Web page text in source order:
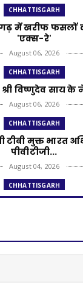
CHHATTISGARH
में खरीफ फसलों
'एक्स-रे'
August 06, 2026
CHHATTISGARH
विष्णुदेव साय के
August 06, 2026
CHHATTISGARH
टीबी मुक्त भारत
पीवीटीजी...
August 04, 2026
CHHATTISGARH
आवास योजना से
नालियों के